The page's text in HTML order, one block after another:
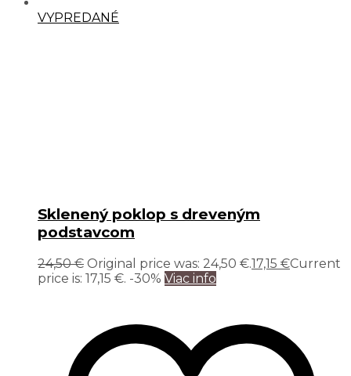
VYPREDANÉ
Sklenený poklop s dreveným
podstavcom
24,50€ Original price was: 24,50 €.17,15 €Current
price is: 17,15 €. -30% Viac info